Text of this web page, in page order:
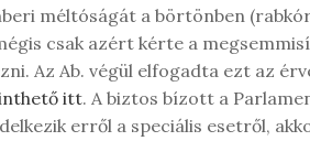
méltóságát a börtönben
csak azért kérte a
Az Ab. végül elfogadta ezt az
itt. A biztos bízott a
erről a speciális esetről,